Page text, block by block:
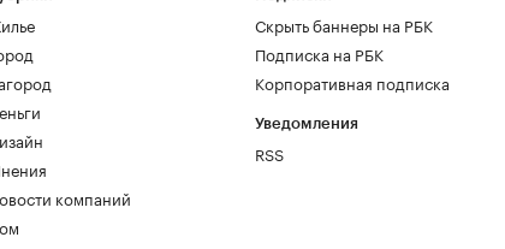
компаний
Скрыть баннеры на РБК
Подписка на РБК
Корпоративная подписка
Уведомления
RSS